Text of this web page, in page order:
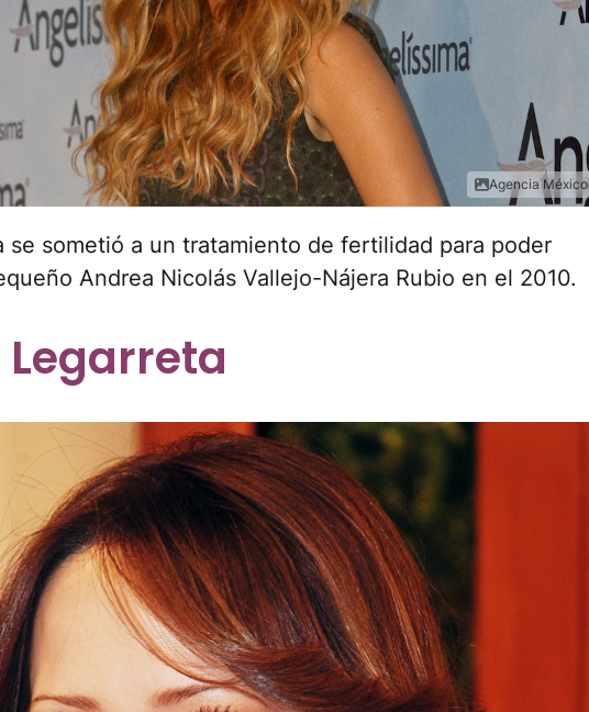
Agencia México
se sometió a un tratamiento de fertilidad para poder
Andrea Nicolás Vallejo-Nájera Rubio en el 2010.